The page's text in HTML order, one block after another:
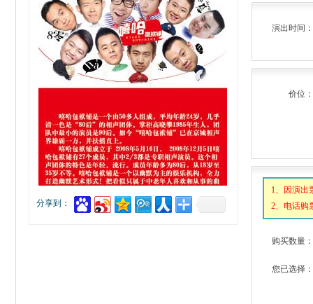
分享到：
演出时间：
价位：
1、因演出
2、电话购
购买数量：
您已选择：